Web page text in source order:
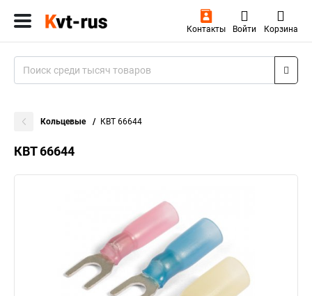
Контакты Войти Корзина
Кольцевые КВТ 66644
КВТ 66644